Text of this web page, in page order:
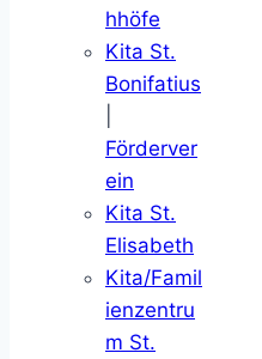
hhöfe
Kita St.
Bonifatius
Förderver
ein
Kita St.
Elisabeth
Kita/Famil
ienzentru
m St.